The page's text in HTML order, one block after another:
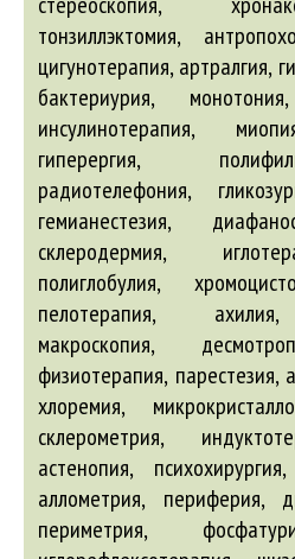
тонзиллэктомия,
цигунотерапия, артралгия,
бактериурия,
инсулинотерапия,
гиперергия,
радиотелефония,
гемианестезия,
склеродермия,
полиглобулия,
пелотерапия, ахилия,
макроскопия,
физиотерапия, парестезия,
хлоремия,
склерометрия,
астенопия,
аллометрия, периферия,
периметрия,